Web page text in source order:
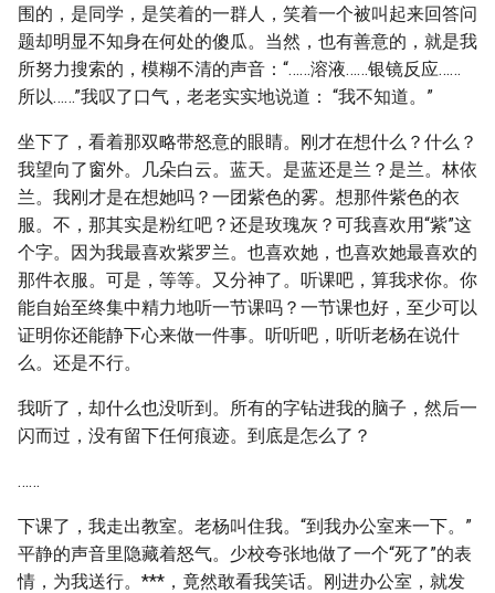
围的，是同学，是笑着的一群人，笑着一个被叫起来回答问
题却明显不知身在何处的傻瓜。当然，也有善意的，就是我
所努力搜索的，模糊不清的声音：“……溶液……银镜反应……
所以……”我叹了口气，老老实实地说道： “我不知道。”
坐下了，看着那双略带怒意的眼睛。刚才在想什么？什么？
我望向了窗外。几朵白云。蓝天。是蓝还是兰？是兰。林依
兰。我刚才是在想她吗？一团紫色的雾。想那件紫色的衣
服。不，那其实是粉红吧？还是玫瑰灰？可我喜欢用“紫”这
个字。因为我最喜欢紫罗兰。也喜欢她，也喜欢她最喜欢的
那件衣服。可是，等等。又分神了。听课吧，算我求你。你
能自始至终集中精力地听一节课吗？一节课也好，至少可以
证明你还能静下心来做一件事。听听吧，听听老杨在说什
么。还是不行。
我听了，却什么也没听到。所有的字钻进我的脑子，然后一
闪而过，没有留下任何痕迹。到底是怎么了？
……
下课了，我走出教室。老杨叫住我。“到我办公室来一下。”
平静的声音里隐藏着怒气。少校夸张地做了一个“死了”的表
情，为我送行。***，竟然敢看我笑话。刚进办公室，就发